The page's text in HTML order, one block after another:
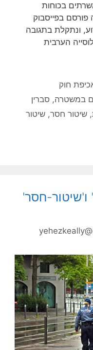
בכוחות
פורסם בפייסבוק
ונתקלת בתגובה
הערבית
חוק
במשטרה,סברין
, שיטור חסר, שיטור
ו'שיטור-חסר'